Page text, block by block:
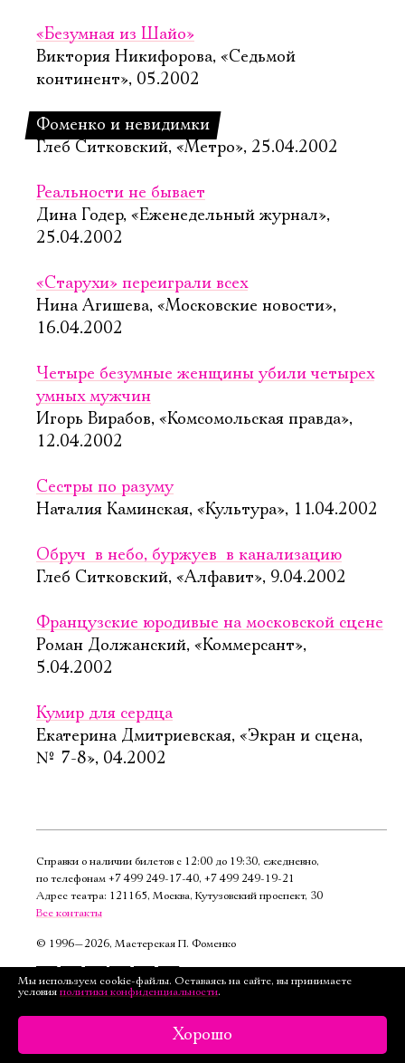
«Безумная из Шайо»
Виктория Никифорова, «Седьмой
континент», 05.2002
Фоменко и невидимки
Глеб Ситковский, «Метро», 25.04.2002
Реальности не бывает
Дина Годер, «Еженедельный журнал»,
25.04.2002
«Старухи» переиграли всех
Нина Агишева, «Московские новости»,
16.04.2002
Четыре безумные женщины убили четырех
умных мужчин
Игорь Вирабов, «Комсомольская правда»,
12.04.2002
Сестры по разуму
Наталия Каминская, «Культура», 11.04.2002
Обруч  в небо, буржуев  в канализацию
Глеб Ситковский, «Алфавит», 9.04.2002
Французские юродивые на московской сцене
Роман Должанский, «Коммерсант»,
5.04.2002
Кумир для сердца
Екатерина Дмитриевская, «Экран и сцена,
№ 7-8», 04.2002
Справки о наличии билетов с 12:00 до 19:30, ежедневно,
по телефонам +7 499 249‑17‑40, +7 499 249‑19‑21
Адрес театра: 121165, Москва, Кутузовский проспект, 30
Все контакты
© 1996—2026, Мастерская П. Фоменко
Подписаться
Мы используем cookie-файлы. Оставаясь на сайте, вы принимаете
условия политики конфиденциальности.
Хорошо